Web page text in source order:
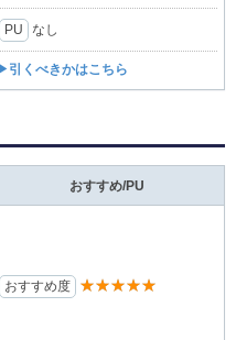
PU なし
▶引くべきかはこちら
おすすめ/PU
おすすめ度 ★★★★★